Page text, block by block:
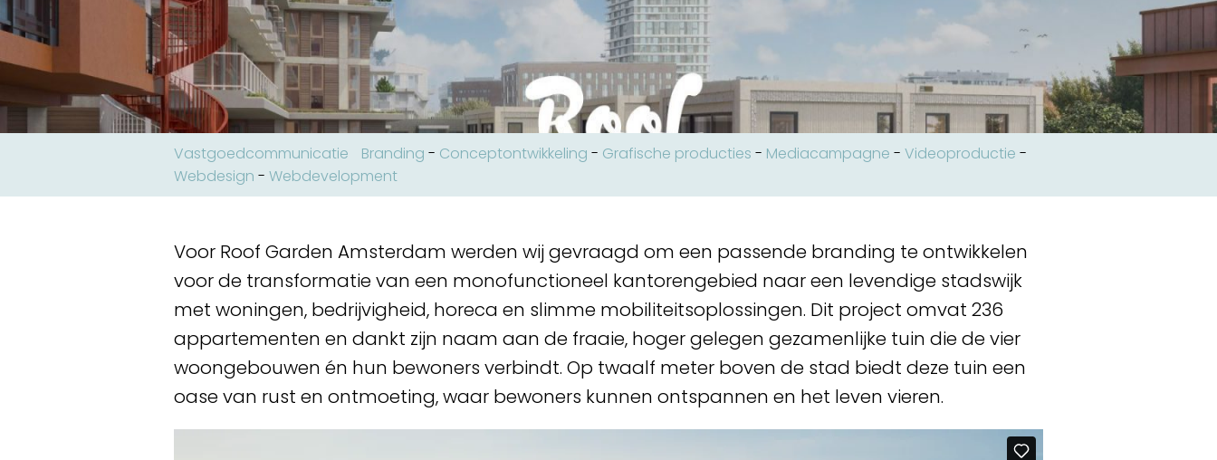
Vastgoedcommunicatie Branding - Conceptontwikkeling - Grafische producties - Mediacampagne - Videoproductie -
Webdesign - Webdevelopment
Voor Roof Garden Amsterdam werden wij gevraagd om een passende branding te ontwikkelen
voor de transformatie van een monofunctioneel kantorengebied naar een levendige stadswijk
met woningen, bedrijvigheid, horeca en slimme mobiliteitsoplossingen. Dit project omvat 236
appartementen en dankt zijn naam aan de fraaie, hoger gelegen gezamenlijke tuin die de vier
woongebouwen én hun bewoners verbindt. Op twaalf meter boven de stad biedt deze tuin een
oase van rust en ontmoeting, waar bewoners kunnen ontspannen en het leven vieren.